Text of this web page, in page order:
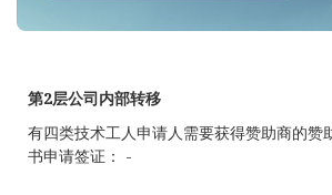
第2层公司内部转移
有四类技术工人申请人需要获得赞助商的赞
书申请签证： -